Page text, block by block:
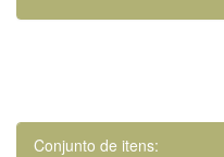
Conjunto de itens: